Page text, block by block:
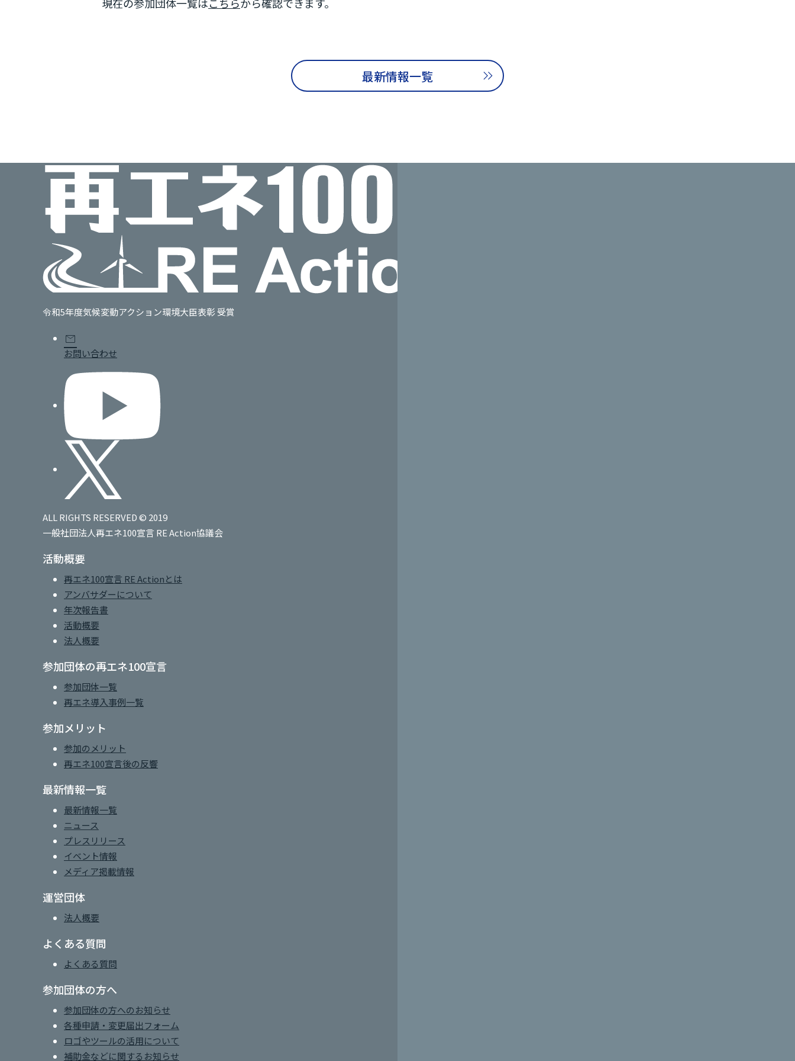
現在の参加団体一覧はこちらから確認できます。
最新情報一覧
令和5年度気候変動アクション環境大臣表彰 受賞
mail
お問い合わせ
ALL RIGHTS RESERVED © 2019
一般社団法人再エネ100宣言 RE Action協議会
活動概要
再エネ100宣言 RE Actionとは
アンバサダーについて
年次報告書
活動概要
法人概要
参加団体の再エネ100宣言
参加団体一覧
再エネ導入事例一覧
参加メリット
参加のメリット
再エネ100宣言後の反響
最新情報一覧
最新情報一覧
ニュース
プレスリリース
イベント情報
メディア掲載情報
運営団体
法人概要
よくある質問
よくある質問
参加団体の方へ
参加団体の方へのお知らせ
各種申請・変更届出フォーム
ロゴやツールの活用について
補助金などに関するお知らせ